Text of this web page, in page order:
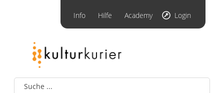
Info Hilfe Academy Login